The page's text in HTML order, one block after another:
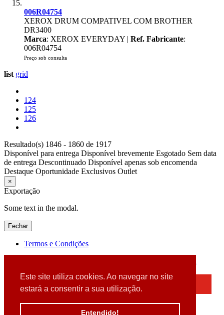
Este site utiliza cookies. Ao navegar no site
estará a consentir a sua utilização.
Entendido!
006R04754
XEROX DRUM COMPATIVEL COM BROTHER
DR3400
Marca: XEROX EVERYDAY | Ref. Fabricante:
006R04754
Preço sob consulta
list grid
124
125
126
Resultado(s) 1846 - 1860 de 1917
Disponível para entrega Disponível brevemente Esgotado Sem data
de entrega Descontinuado Disponível apenas sob encomenda
Destaque Oportunidade Exclusivos Outlet
×
Exportação
Some text in the modal.
Fechar
Termos e Condições
Detectamos que está a usar um browser desatualizado
Por favor, atualize o seu browser